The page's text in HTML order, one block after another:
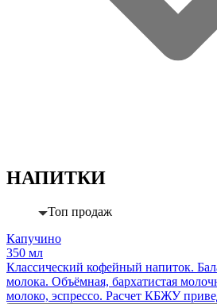
НАПИТКИ
Топ продаж
Капучино
350 мл
Классический кофейный напиток.
молока. Объёмная, бархатистая
молоко, эспрессо. Расчет КБЖУ